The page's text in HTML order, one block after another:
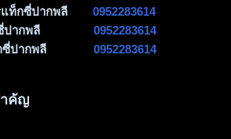
รแท็กซี่ปากพลี 0952283614
กซี่ปากพลี 0952283614
ท็กซี่ปากพลี 0952283614
ำคัญ